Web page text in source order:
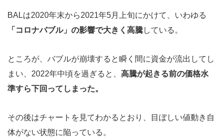
BALは2020年末から2021年5月上旬にかけて、いわゆる
「コロナバブル」の影響で大きく高騰している。
ところが、バブルが崩壊すると瞬く間に資金が流出してし
まい、2022年中頃を過ぎると、 高騰が起きる前の価格水
準すら下回ってしまった。
その後はチャートを見てわかるとおり、目ぼしい値動き自
体がない状態に陥っている。